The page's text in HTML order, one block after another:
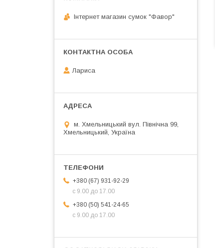
Інтернет магазин сумок "Фавор"
Лариса
м. Хмельницький вул. Північна 99,
Хмельницький, Україна
+380 (67) 931-92-29
с 9.00 до 17.00
+380 (50) 541-24-65
с 9.00 до 17.00